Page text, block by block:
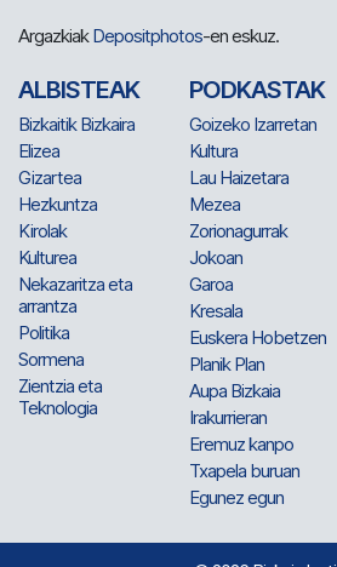
ArgazkiakDepositphotos-en eskuz.
ALBISTEAK
Bizkaitik Bizkaira
Elizea
Gizartea
Hezkuntza
Kirolak
Kulturea
Nekazaritza eta
arrantza
Politika
Sormena
Zientzia eta
Teknologia
PODKASTAK
Goizeko Izarretan
Kultura
Lau Haizetara
Mezea
Zorionagurrak
Jokoan
Garoa
Kresala
Euskera Hobetzen
Planik Plan
Aupa Bizkaia
Irakurrieran
Eremuz kanpo
Txapela buruan
Egunez egun